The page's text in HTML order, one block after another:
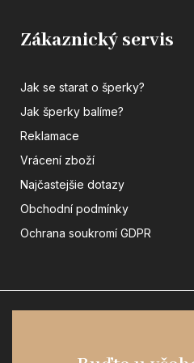
Zákaznický servis
Jak se starat o šperky?
Jak šperky balíme?
Reklamace
Vrácení zboží
Najčastejšie dotazy
Obchodní podmínky
Ochrana soukromí GDPR